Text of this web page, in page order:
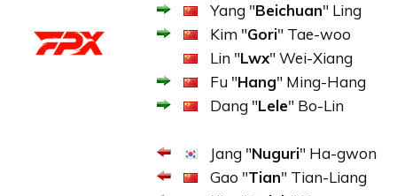
Yang "Beichuan" Ling
Kim "Gori" Tae-woo
Lin "Lwx" Wei-Xiang
Fu "Hang" Ming-Hang
Dang "Lele" Bo-Lin
Jang "Nuguri" Ha-gwon
Gao "Tian" Tian-Liang